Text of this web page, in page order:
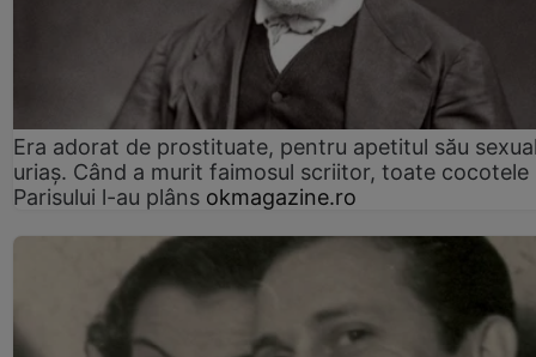
Era adorat de prostituate, pentru apetitul său
uriaș. Când a murit faimosul scriitor, toate cocotele
Parisului l-au plâns okmagazine.ro